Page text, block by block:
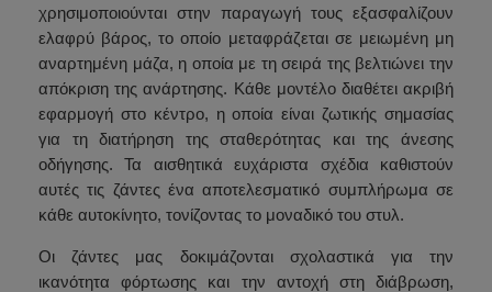
χρησιμοποιούνται στην παραγωγή τους εξασφαλίζουν
ελαφρύ βάρος, το οποίο μεταφράζεται σε μειωμένη μη
αναρτημένη μάζα, η οποία με τη σειρά της βελτιώνει την
απόκριση της ανάρτησης. Κάθε μοντέλο διαθέτει ακριβή
εφαρμογή στο κέντρο, η οποία είναι ζωτικής σημασίας
για τη διατήρηση της σταθερότητας και της άνεσης
οδήγησης. Τα αισθητικά ευχάριστα σχέδια καθιστούν
αυτές τις ζάντες ένα αποτελεσματικό συμπλήρωμα σε
κάθε αυτοκίνητο, τονίζοντας το μοναδικό του στυλ.
Οι ζάντες μας δοκιμάζονται σχολαστικά για την
ικανότητα φόρτωσης και την αντοχή στη διάβρωση,